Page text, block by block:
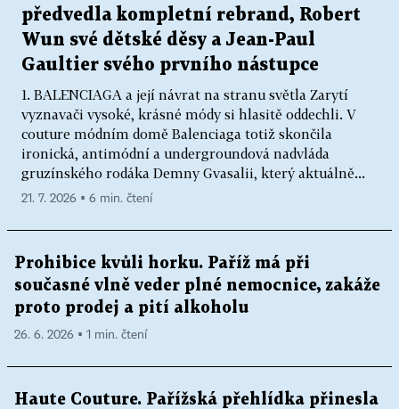
předvedla kompletní rebrand, Robert
Wun své dětské děsy a Jean-Paul
Gaultier svého prvního nástupce
1. BALENCIAGA a její návrat na stranu světla Zarytí
vyznavači vysoké, krásné módy si hlasitě oddechli. V
couture módním domě Balenciaga totiž skončila
ironická, antimódní a undergroundová nadvláda
gruzínského rodáka Demny Gvasalii, který aktuálně...
21. 7. 2026 ▪ 6 min. čtení
Prohibice kvůli horku. Paříž má při
současné vlně veder plné nemocnice, zakáže
proto prodej a pití alkoholu
26. 6. 2026 ▪ 1 min. čtení
Haute Couture. Pařížská přehlídka přinesla